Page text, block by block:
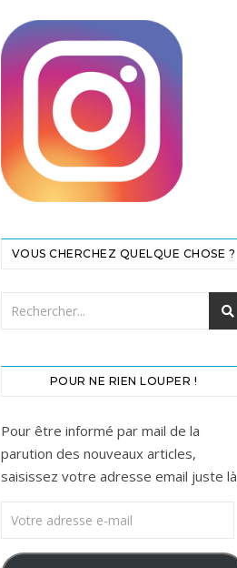
VOUS CHERCHEZ QUELQUE CHOSE ?
POUR NE RIEN LOUPER !
Pour être informé par mail de la
parution des nouveaux articles,
saisissez votre adresse email juste
Votre adresse e-mail